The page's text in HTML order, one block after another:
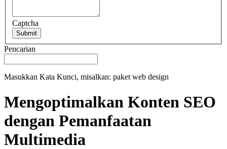
Captcha
Submit
Pencarian
Masukkan Kata Kunci, misalkan: paket web design
Mengoptimalkan Konten SEO
dengan Pemanfaatan
Multimedia